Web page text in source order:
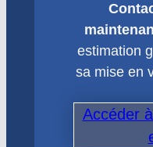
estimation
sa mise en
Accéder